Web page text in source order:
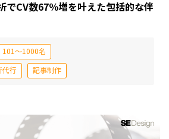
でCV数67％増を叶えた包括的な伴
101～1000名
代行 記事制作